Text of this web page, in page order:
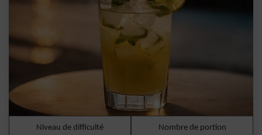
Niveau de difficulté
Nombre de portion